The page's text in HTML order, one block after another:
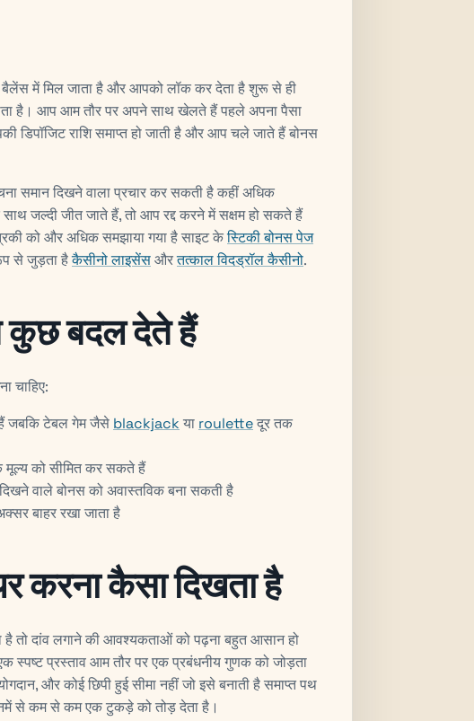
में मिल जाता है और आपको लॉक कर देता है शुरू से ही
है। आप आम तौर पर अपने साथ खेलते हैं पहले अपना पैसा
राशि समाप्त हो जाती है और आप चले जाते हैं बोनस
समान दिखने वाला प्रचार कर सकती है कहीं अधिक
जल्दी जीत जाते हैं, तो आप रद्द करने में सक्षम हो सकते हैं
को और अधिक समझाया गया है साइट केस्टिकी बोनस पेज
रूप से जुड़ता हैकैसीनो लाइसेंसऔरतत्काल विदड्रॉल कैसीनो.
कुछ बदल देते हैं
चाहिए:
जबकि टेबल गेम जैसे blackjack या rouletteदूर तक
को सीमित कर सकते हैं
वाले बोनस को अवास्तविक बना सकती है
बाहर रखा जाता है
करना कैसा दिखता है
तो दांव लगाने की आवश्यकताओं को पढ़ना बहुत आसान हो
स्पष्ट प्रस्ताव आम तौर पर एक प्रबंधनीय गुणक को जोड़ता
और कोई छिपी हुई सीमा नहीं जो इसे बनाती है समाप्त पथ
से कम से कम एक टुकड़े को तोड़ देता है।